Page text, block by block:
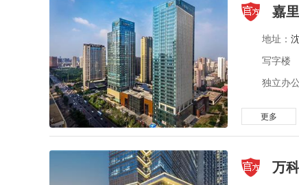
嘉
地址：
写字楼
独立办
更多
万